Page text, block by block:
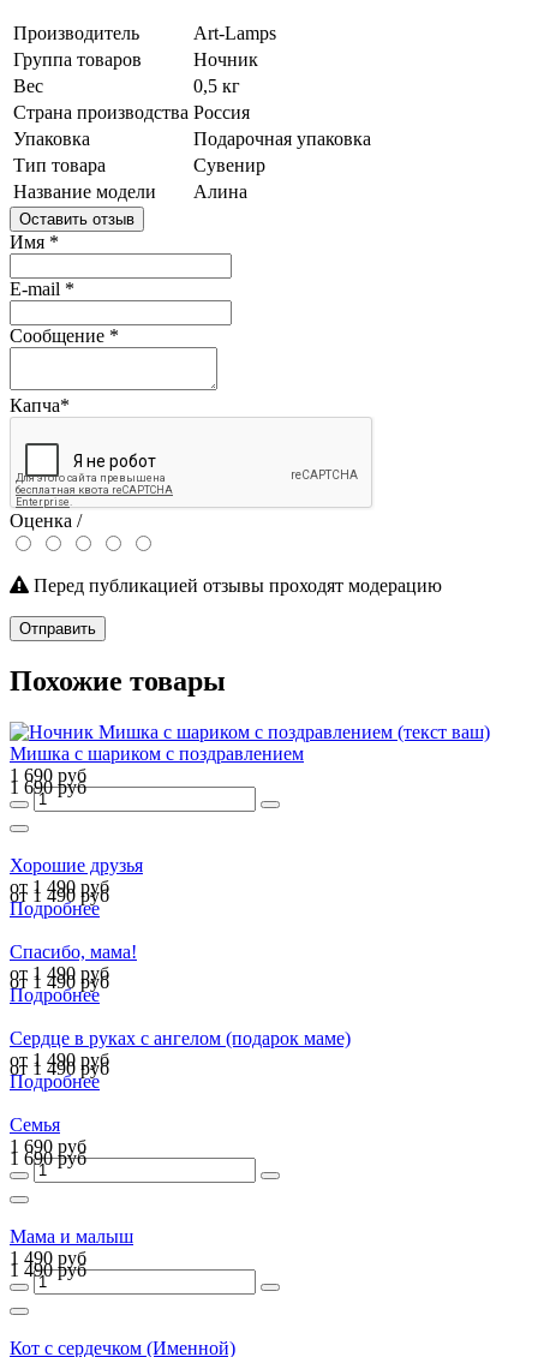
Производитель
Art-Lamps
Группа товаров
Ночник
Вес
0,5 кг
Страна производства Россия
Упаковка
Подарочная упаковка
Тип товара
Сувенир
Название модели
Алина
Оставить отзыв
Имя *
E-mail *
Сообщение *
Капча*
Оценка /
Перед публикацией отзывы проходят модерацию
Отправить
Похожие товары
Мишка с шариком с поздравлением
1 690 руб
1 690 руб
Хорошие друзья
от 1 490 руб
от 1 490 руб
Подробнее
Спасибо, мама!
от 1 490 руб
от 1 490 руб
Подробнее
Сердце в руках с ангелом (подарок маме)
от 1 490 руб
от 1 490 руб
Подробнее
Семья
1 690 руб
1 690 руб
Мама и малыш
1 490 руб
1 490 руб
Кот с сердечком (Именной)